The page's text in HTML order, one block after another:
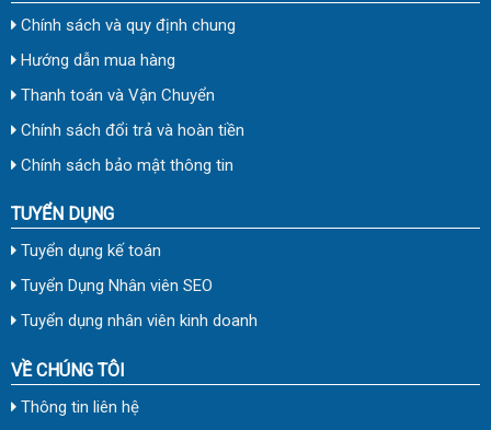
Chính sách và quy định chung
Hướng dẫn mua hàng
Thanh toán và Vận Chuyển
Chính sách đổi trả và hoàn tiền
Chính sách bảo mật thông tin
TUYỂN DỤNG
Tuyển dụng kế toán
Tuyển Dụng Nhân viên SEO
Tuyển dụng nhân viên kinh doanh
VỀ CHÚNG TÔI
Thông tin liên hệ